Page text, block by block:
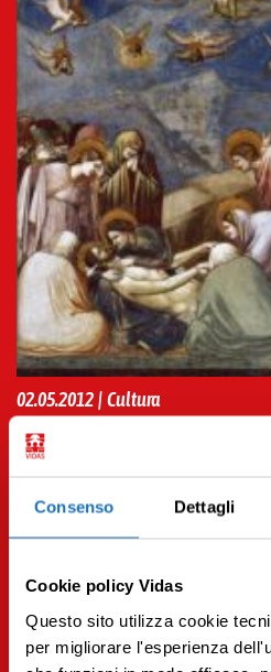
Consenso Dettagli
Cookie policy Vidas
Questo sito utilizza cookie
per migliorare l'esperienza
02.05.2012 | Cultura
Il dolore nell’arte dal
Leggi tutto